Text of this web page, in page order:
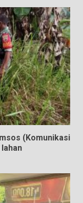
(Komunikasi